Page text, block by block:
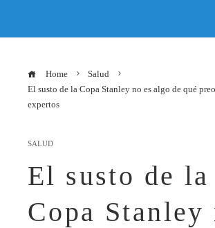
Home
Salud
El susto de la Copa Stanley no es algo de qué
expertos
SALUD
El susto de la
Copa Stanley